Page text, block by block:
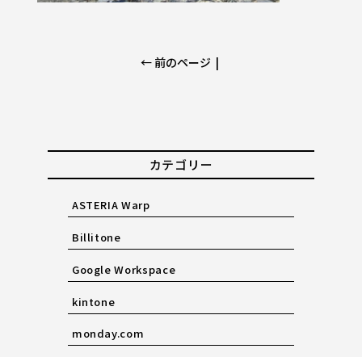
← 前のページ |
カテゴリー
ASTERIA Warp
Billitone
Google Workspace
kintone
monday.com